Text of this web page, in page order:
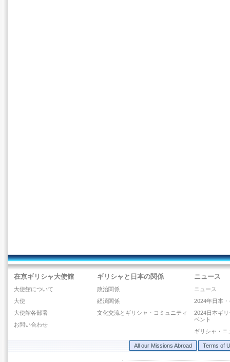
在京ギリシャ大使館
大使館について
大使
大使館各部署
お問い合わせ
ギリシャと日本の関係
政治関係
経済関係
文化交流とギリシャ・コミュニティ
ニュース
ニュース
2024年日本
2024日本ギ
ベント
ギリシャ・ニ
All our Missions Abroad Terms of